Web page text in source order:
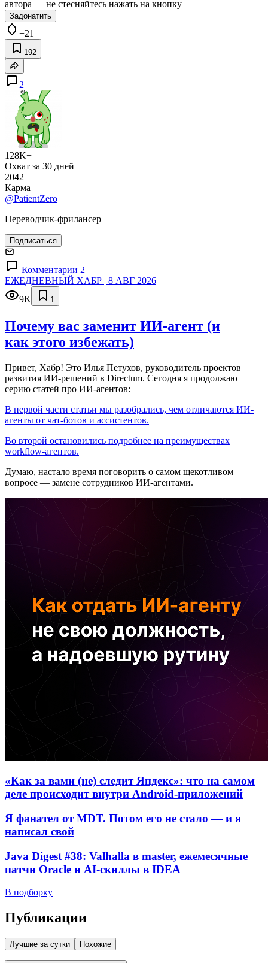
автора — не стесняйтесь нажать на кнопку
Задонатить
+21
192
2
128K+
Охват за 30 дней
2042
Карма
@PatientZero
Переводчик-фрилансер
Подписаться
Комментарии 2
ЕЖЕДНЕВНЫЙ ХАБР | 8 АВГ 2026
9K
1
Почему вас заменит ИИ‑агент (и
как этого избежать)
Привет, Хабр! Это Илья Петухов, руководитель проектов
развития ИИ-решений в Directum. Сегодня я продолжаю
серию статей про ИИ-агентов:
В первой части статьи мы разобрались, чем отличаются ИИ-
агенты от чат-ботов и ассистентов.
Во второй остановились подробнее на преимуществах
workflow-агентов.
Думаю, настало время поговорить о самом щекотливом
вопросе — замене сотрудников ИИ-агентами.
«Как за вами (не) следит Яндекс»: что на самом
деле происходит внутри Android-приложений
Я фанател от MDT. Потом его не стало — и я
написал свой
Java Digest #38: Valhalla в master, ежемесячные
патчи Oracle и AI-скиллы в IDEA
В подборку
Публикации
Лучшие за сутки Похожие